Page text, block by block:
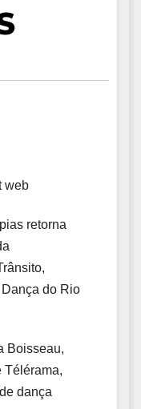
web
retorna
do Rio
Boisseau,
Télérama,
dança